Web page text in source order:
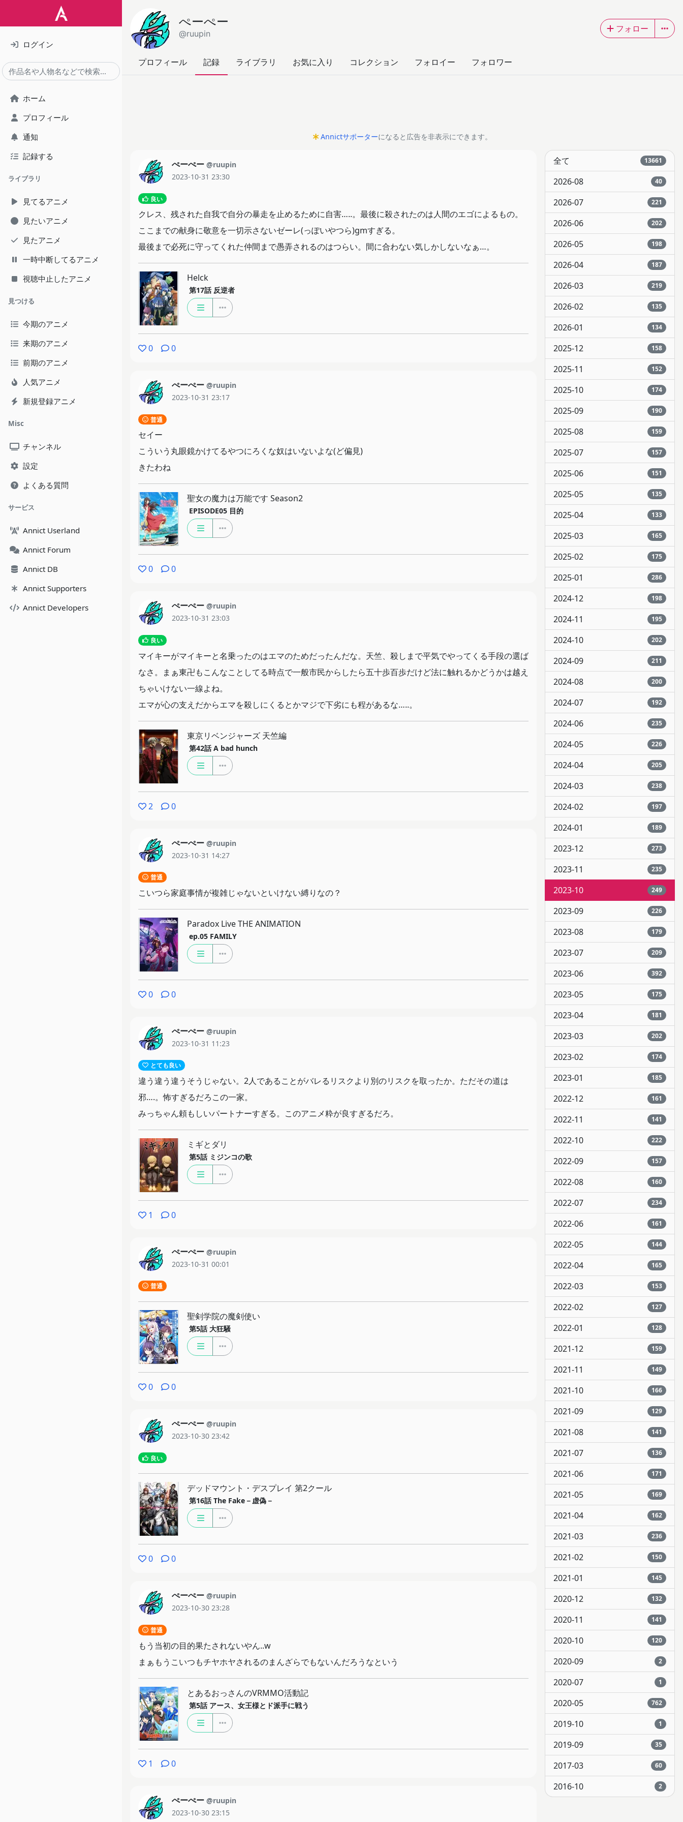
ログイン
ホーム
プロフィール
通知
記録する
ライブラリ
見てるアニメ
見たいアニメ
見たアニメ
一時中断してるアニメ
視聴中止したアニメ
見つける
今期のアニメ
来期のアニメ
前期のアニメ
人気アニメ
新規登録アニメ
Misc
チャンネル
設定
よくある質問
サービス
Annict Userland
Annict Forum
Annict DB
Annict Supporters
Annict Developers
ぺーぺー
@ruupin フォロー
プロフィール 記録 ライブラリ お気に入り コレクション フォロイー フォロワー
Annictサポーターになると広告を非表示にできます。
ぺーぺー @ruupin
2023-10-31 23:30
良い
クレス、残された自我で自分の暴走を止めるために自害…..。最後に殺されたのは人間のエゴによるもの。
ここまでの献身に敬意を一切示さないゼーレ(っぽいやつら)gmすぎる。
最後まで必死に守ってくれた仲間まで愚弄されるのはつらい。間に合わない気しかしないなぁ…。
Helck
第17話 反逆者
0 0
ぺーぺー @ruupin
2023-10-31 23:17
普通
セイー
こういう丸眼鏡かけてるやつにろくな奴はいないよな(ど偏見)
きたわね
聖女の魔力は万能です Season2
EPISODE05 目的
0 0
ぺーぺー @ruupin
2023-10-31 23:03
良い
マイキーがマイキーと名乗ったのはエマのためだったんだな。天竺、殺しまで平気でやってくる手段の選ば
なさ。まぁ東卍もこんなことしてる時点で一般市民からしたら五十歩百歩だけど法に触れるかどうかは越え
ちゃいけない一線よね。
エマが心の支えだからエマを殺しにくるとかマジで下劣にも程があるな…..。
東京リベンジャーズ 天竺編
第42話 A bad hunch
2 0
ぺーぺー @ruupin
2023-10-31 14:27
普通
こいつら家庭事情が複雑じゃないといけない縛りなの？
Paradox Live THE ANIMATION
ep.05 FAMILY
0 0
ぺーぺー @ruupin
2023-10-31 11:23
とても良い
違う違う違うそうじゃない。2人であることがバレるリスクより別のリスクを取ったか。ただその道は
邪….。怖すぎるだろこの一家。
みっちゃん頼もしいパートナーすぎる。このアニメ粋が良すぎるだろ。
ミギとダリ
第5話 ミジンコの歌
1 0
ぺーぺー @ruupin
2023-10-31 00:01
普通
聖剣学院の魔剣使い
第5話 大狂騒
0 0
ぺーぺー @ruupin
2023-10-30 23:42
良い
デッドマウント・デスプレイ 第2クール
第16話 The Fake－虚偽－
0 0
ぺーぺー @ruupin
2023-10-30 23:28
普通
もう当初の目的果たされないやん..w
まぁもうこいつもチヤホヤされるのまんざらでもないんだろうなという
とあるおっさんのVRMMO活動記
第5話 アース、女王様とド派手に戦う
1 0
ぺーぺー @ruupin
2023-10-30 23:15
全て 13661
2026-08 40
2026-07 221
2026-06 202
2026-05 198
2026-04 187
2026-03 219
2026-02 135
2026-01 134
2025-12 158
2025-11 152
2025-10 174
2025-09 190
2025-08 159
2025-07 157
2025-06 151
2025-05 135
2025-04 133
2025-03 165
2025-02 175
2025-01 286
2024-12 198
2024-11 195
2024-10 202
2024-09 211
2024-08 200
2024-07 192
2024-06 235
2024-05 226
2024-04 205
2024-03 238
2024-02 197
2024-01 189
2023-12 273
2023-11 235
2023-10 249
2023-09 226
2023-08 179
2023-07 209
2023-06 392
2023-05 175
2023-04 181
2023-03 202
2023-02 174
2023-01 185
2022-12 161
2022-11 141
2022-10 222
2022-09 157
2022-08 160
2022-07 234
2022-06 161
2022-05 144
2022-04 165
2022-03 153
2022-02 127
2022-01 128
2021-12 159
2021-11 149
2021-10 166
2021-09 129
2021-08 141
2021-07 136
2021-06 171
2021-05 169
2021-04 162
2021-03 236
2021-02 150
2021-01 145
2020-12 132
2020-11 141
2020-10 120
2020-09 2
2020-07 1
2020-05 762
2019-10 1
2019-09 35
2017-03 60
2016-10 2